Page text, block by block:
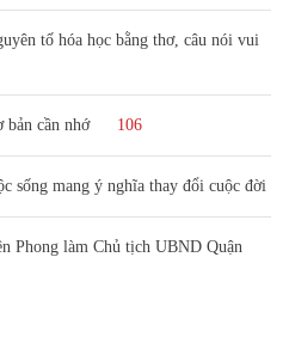
tố hóa học bằng thơ, câu nói vui
bản cần nhớ 106
sống mang ý nghĩa thay đổi cuộc đời
Phong làm Chủ tịch UBND Quận